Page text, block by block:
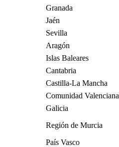
Granada
Jaén
Sevilla
Aragón
Islas Baleares
Cantabria
Castilla-La Mancha
Comunidad Valenciana
Galicia
Región de Murcia
País Vasco